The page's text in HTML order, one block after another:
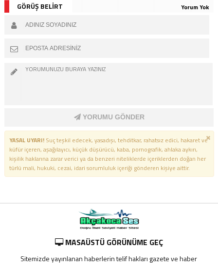
GÖRÜŞ BELİRT
Yorum Yok
YORUMU GÖNDER
YASAL UYARI!Suç teşkil edecek, yasadışı, tehditkar, rahatsız edici, hakaret ve
küfür içeren, aşağılayıcı, küçük düşürücü, kaba, pornografik, ahlaka aykırı,
kişilik haklarına zarar verici ya da benzeri niteliklerde içeriklerden doğan her
türlü mali, hukuki, cezai, idari sorumluluk içeriği gönderen kişiye aittir.
MASAÜSTÜ GÖRÜNÜME GEÇ
Sitemizde yayınlanan haberlerin telif hakları gazete ve haber